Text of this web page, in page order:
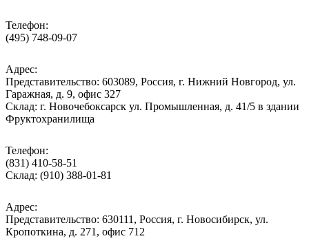
Телефон:
(495) 748-09-07
Адрес:
Представительство: 603089, Россия, г. Нижний Новгород, ул.
Гаражная, д. 9, офис 327
Склад: г. Новочебоксарск ул. Промышленная, д. 41/5 в здании
Фруктохранилища
Телефон:
(831) 410-58-51
Склад: (910) 388-01-81
Адрес:
Представительство: 630111, Россия, г. Новосибирск, ул.
Кропоткина, д. 271, офис 712